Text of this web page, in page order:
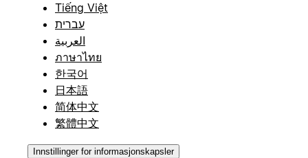
Tiếng Việt
עברית
العربية
ภาษาไทย
한국어
日本語
简体中文
繁體中文
Innstillinger for informasjonskapsler